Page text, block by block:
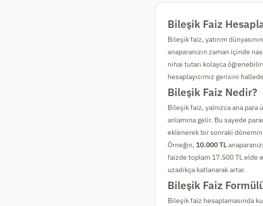
Bileşik Faiz
Bileşik faiz, yatırım
anaparanızın zaman içinde
nihai tutarı kolayca
hesaplayıcımız gerisini
Bileşik Faiz Nedir?
Bileşik faiz, yalnızca ana
anlamına gelir. Bu sayede
eklenerek bir sonraki dönemin
Örneğin, 10.000 TL
faizde toplam 17.500 TL elde
uzadıkça katlanarak artar.
Bileşik Faiz
Bileşik faiz hesaplamasında